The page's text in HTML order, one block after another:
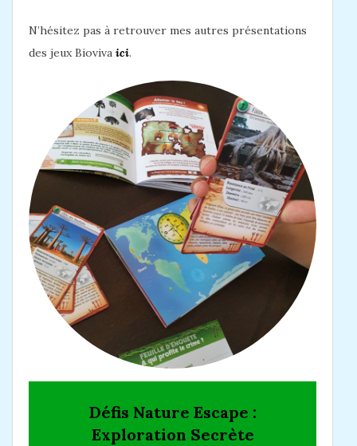
N’hésitez pas à retrouver mes autres présentations
des jeux Bioviva ici.
Défis Nature Escape :
Exploration Secrète